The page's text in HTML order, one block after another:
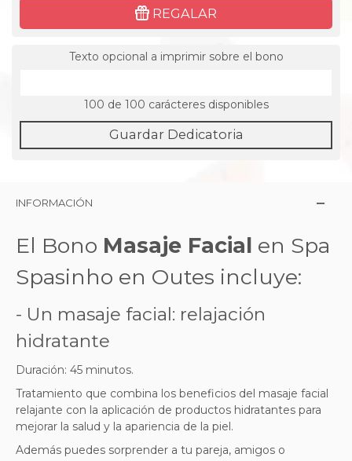
REGALAR
Texto opcional a imprimir sobre el bono
100 de 100 carácteres disponibles
Guardar Dedicatoria
INFORMACIÓN
El Bono Masaje Facial en Spa
Spasinho en Outes incluye:
- Un masaje facial: relajación
hidratante
Duración: 45 minutos.
Tratamiento que combina los beneficios del masaje facial
relajante con la aplicación de productos hidratantes para
mejorar la salud y la apariencia de la piel.
Además puedes sorprender a tu pareja, amigos o